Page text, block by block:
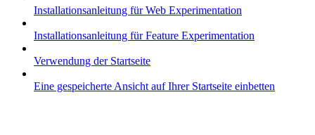
Installationsanleitung für Web Experimentation
Installationsanleitung für Feature Experimentation
Verwendung der Startseite
Eine gespeicherte Ansicht auf Ihrer Startseite einbetten